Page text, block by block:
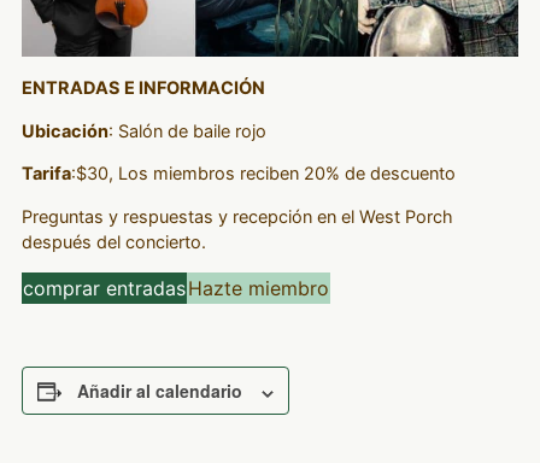
ENTRADAS E INFORMACIÓN
Ubicación: Salón de baile rojo
Tarifa:$30, Los miembros reciben 20% de descuento
Preguntas y respuestas y recepción en el West Porch
después del concierto.
comprar entradasHazte miembro
Añadir al calendario